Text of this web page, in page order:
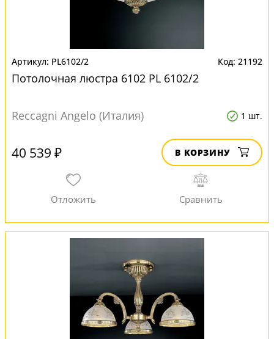
PL6102/2 21192
Потолочная люстра 6102 PL 6102/2
Reccagni Angelo (Италия) 1 шт.
40 539 ₽ В КОРЗИНУ